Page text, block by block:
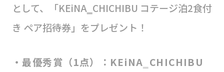
として、「KEiNA‗CHICHIBU コテージ泊2食付
き ペア招待券」をプレゼント！
・最優秀賞（1点）：KEiNA‗CHICHIBU